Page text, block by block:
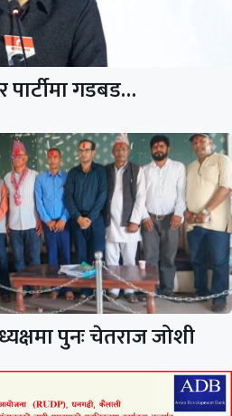
पार्टीमा गडबड…
पुनः चेतराज जोशी